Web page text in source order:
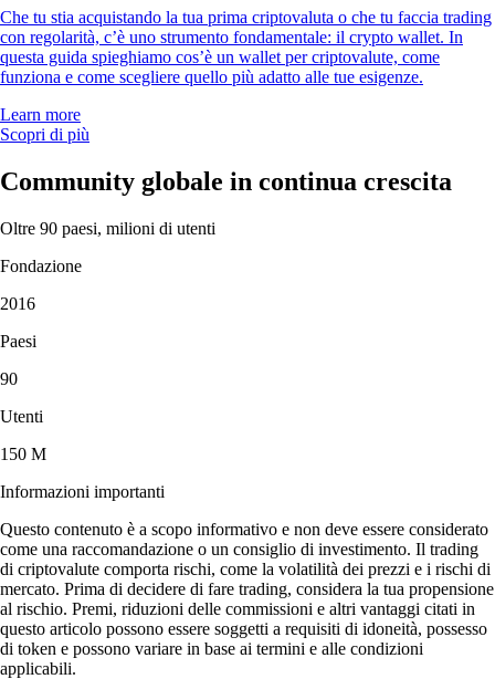
Che tu stia acquistando la tua prima criptovaluta o che tu faccia trading
con regolarità, c’è uno strumento fondamentale: il crypto wallet. In
questa guida spieghiamo cos’è un wallet per criptovalute, come
funziona e come scegliere quello più adatto alle tue esigenze.
Learn more
Scopri di più
Community globale in continua crescita
Oltre 90 paesi, milioni di utenti
Fondazione
2016
Paesi
90
Utenti
150 M
Informazioni importanti
Questo contenuto è a scopo informativo e non deve essere considerato
come una raccomandazione o un consiglio di investimento. Il trading
di criptovalute comporta rischi, come la volatilità dei prezzi e i rischi di
mercato. Prima di decidere di fare trading, considera la tua propensione
al rischio. Premi, riduzioni delle commissioni e altri vantaggi citati in
questo articolo possono essere soggetti a requisiti di idoneità, possesso
di token e possono variare in base ai termini e alle condizioni
applicabili.